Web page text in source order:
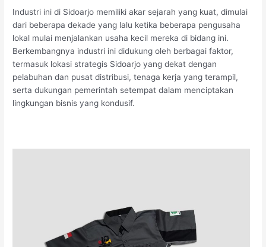
Industri ini di Sidoarjo memiliki akar sejarah yang kuat, dimulai
dari beberapa dekade yang lalu ketika beberapa pengusaha
lokal mulai menjalankan usaha kecil mereka di bidang ini.
Berkembangnya industri ini didukung oleh berbagai faktor,
termasuk lokasi strategis Sidoarjo yang dekat dengan
pelabuhan dan pusat distribusi, tenaga kerja yang terampil,
serta dukungan pemerintah setempat dalam menciptakan
lingkungan bisnis yang kondusif.